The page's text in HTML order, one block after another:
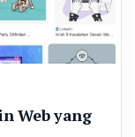
Web yang